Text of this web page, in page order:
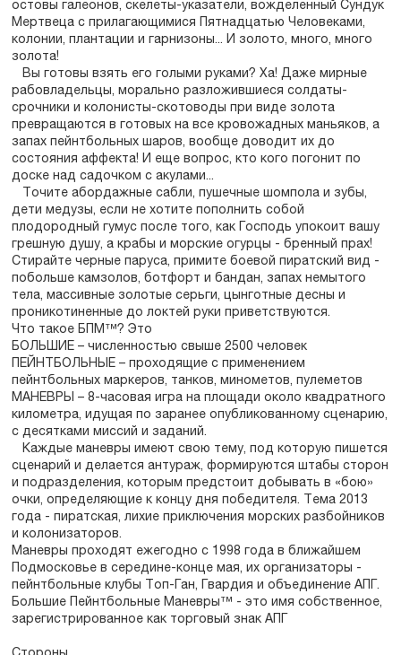
остовы галеонов, скелеты-указатели, вожделенный Сундук
Мертвеца с прилагающимися Пятнадцатью Человеками,
колонии, плантации и гарнизоны... И золото, много, много
золота!
Вы готовы взять его голыми руками? Ха! Даже мирные
рабовладельцы, морально разложившиеся солдаты-
срочники и колонисты-скотоводы при виде золота
превращаются в готовых на все кровожадных маньяков, а
запах пейнтбольных шаров, вообще доводит их до
состояния аффекта! И еще вопрос, кто кого погонит по
доске над садочком с акулами...
Точите абордажные сабли, пушечные шомпола и зубы,
дети медузы, если не хотите пополнить собой
плодородный гумус после того, как Господь упокоит вашу
грешную душу, а крабы и морские огурцы - бренный прах!
Стирайте черные паруса, примите боевой пиратский вид -
побольше камзолов, ботфорт и бандан, запах немытого
тела, массивные золотые серьги, цынготные десны и
проникотиненные до локтей руки приветствуются.
Что такое БПМ™? Это
БОЛЬШИЕ – численностью свыше 2500 человек
ПЕЙНТБОЛЬНЫЕ – проходящие с применением
пейнтбольных маркеров, танков, минометов, пулеметов
МАНЕВРЫ – 8-часовая игра на площади около квадратного
километра, идущая по заранее опубликованному сценарию,
с десятками миссий и заданий.
Каждые маневры имеют свою тему, под которую пишется
сценарий и делается антураж, формируются штабы сторон
и подразделения, которым предстоит добывать в «бою»
очки, определяющие к концу дня победителя. Тема 2013
года - пиратская, лихие приключения морских разбойников
и колонизаторов.
Маневры проходят ежегодно с 1998 года в ближайшем
Подмосковье в середине-конце мая, их организаторы -
пейнтбольные клубы Топ-Ган, Гвардия и объединение АПГ.
Большие Пейнтбольные Маневры™ - это имя собственное,
зарегистрированное как торговый знак АПГ